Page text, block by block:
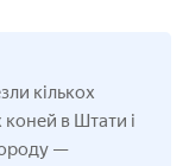
кількох
в Штати і
—